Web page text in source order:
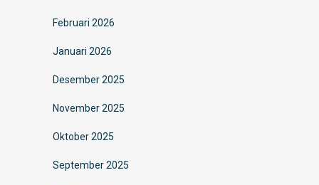
Februari 2026
Januari 2026
Desember 2025
November 2025
Oktober 2025
September 2025